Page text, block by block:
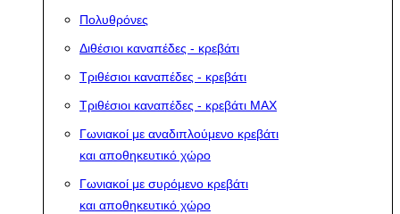
Πολυθρόνες
Διθέσιοι καναπέδες - κρεβάτι
Τριθέσιοι καναπέδες - κρεβάτι
Τριθέσιοι καναπέδες - κρεβάτι MAX
Γωνιακοί με αναδιπλούμενο κρεβάτι
και αποθηκευτικό χώρο
Γωνιακοί με συρόμενο κρεβάτι
και αποθηκευτικό χώρο